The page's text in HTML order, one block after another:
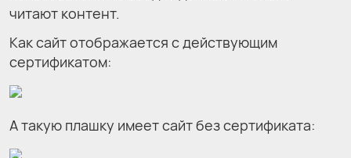
читают контент.
Как сайт отображается с действующим
сертификатом:
А такую плашку имеет сайт без сертификата: